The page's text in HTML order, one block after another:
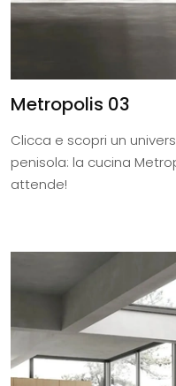
Metropolis 03
Clicca e scopri un
penisola: la cucina
attende!